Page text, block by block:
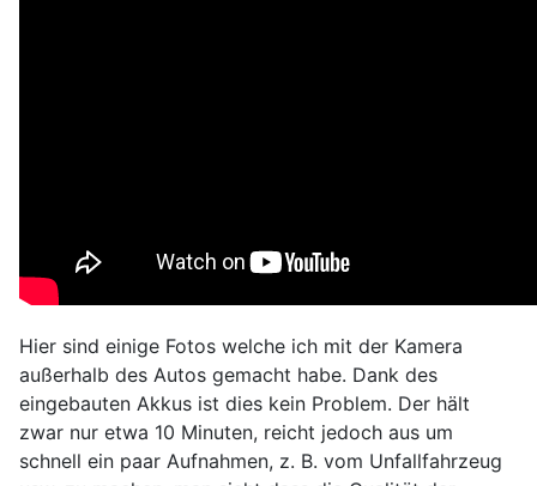
Hier sind einige Fotos welche ich mit der Kamera
außerhalb des Autos gemacht habe. Dank des
eingebauten Akkus ist dies kein Problem. Der hält
zwar nur etwa 10 Minuten, reicht jedoch aus um
schnell ein paar Aufnahmen, z. B. vom Unfallfahrzeug